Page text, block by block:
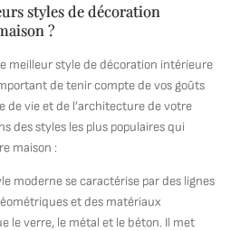
styles de décoration
?
meilleur style de décoration intérieure
de tenir compte de vos goûts
de vie et de l’architecture de votre
des styles les plus populaires qui
maison :
moderne se caractérise par des lignes
et des matériaux
le verre, le métal et le béton. Il met